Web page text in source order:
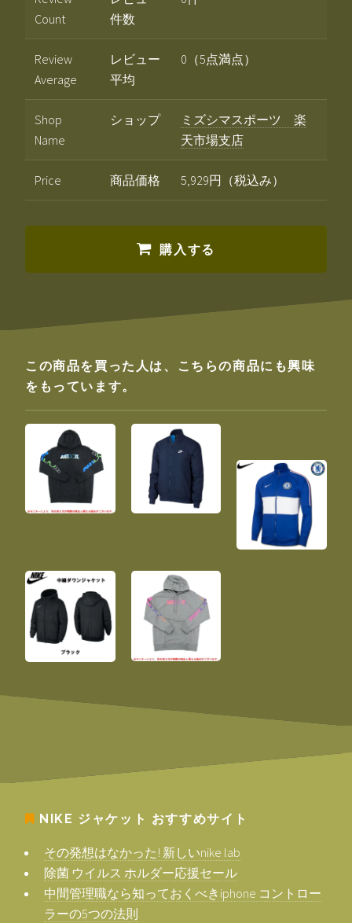
Count
件数
Review
Average
レビュー
平均
0（5点満点）
Shop
Name
ショップ
ミズシマスポーツ 楽
天市場支店
Price 商品価格 5,929円（税込み）
購入する
この商品を買った人は、こちらの商品にも興味
をもっています。
NIKE ジャケット おすすめサイト
その発想はなかった! 新しいnike lab
除菌 ウイルス ホルダー応援セール
中間管理職なら知っておくべきiphone コントロー
ラーの5つの法則